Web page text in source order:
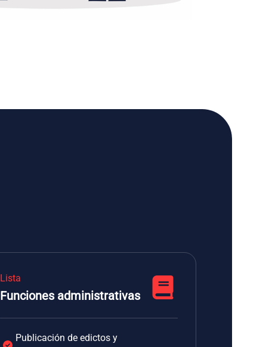
Lista
Funciones administrativas
Publicación de edictos y